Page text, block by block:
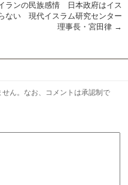
ランの民族感情 日本政府はイス
ない 現代イスラム研究センター
理事長・宮田律 →
ん。なお、コメントは承認制で